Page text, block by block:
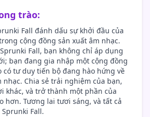
trào:
Fall đánh dấu sự khởi đầu của
cộng đồng sản xuất âm nhạc.
Fall, bạn không chỉ áp dụng
bạn đang gia nhập một cộng đồng
có tư duy tiến bộ đang hào hứng về
Chia sẻ trải nghiệm của bạn,
khác, và trở thành một phần của
hơn. Tương lai tươi sáng, và tất cả
Fall.